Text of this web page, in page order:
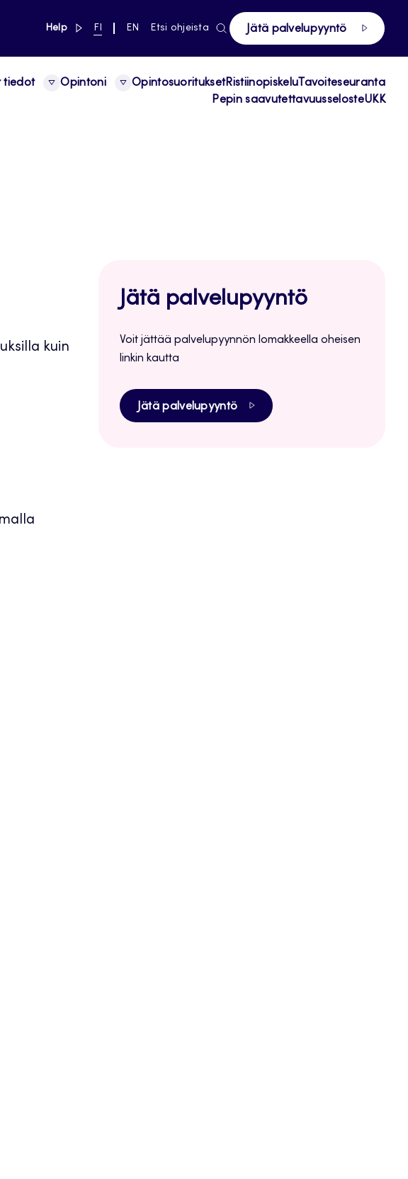
Help linkki pääsivustolle
NYKYINEN
FI
VAIHDA
EN Etsi ohjeista Jätä palvelupyyntö
tiedot Opintoni OpintosuorituksetRistiinopiskeluTavoiteseuranta
Pepin saavutettavuusselosteUKK
kuin
Jätä palvelupyyntö
Voit jättää palvelupyynnön lomakkeella oheisen
linkin kautta
Jätä palvelupyyntö